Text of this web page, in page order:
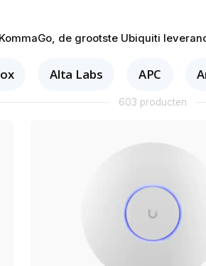
de grootste Ubiquiti
Alta Labs APC
603 producten